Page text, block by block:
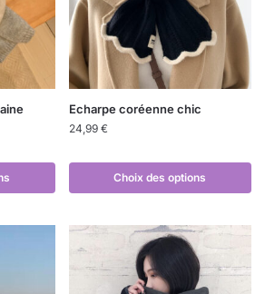
Echarpe coréenne chic
24,99 €
Choix des options